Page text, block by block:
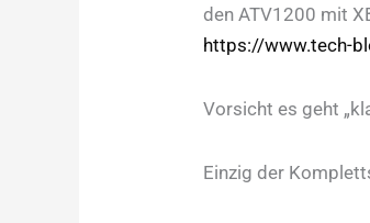
den ATV1200 mit
https://www.tech-
Vorsicht es geht
Einzig der